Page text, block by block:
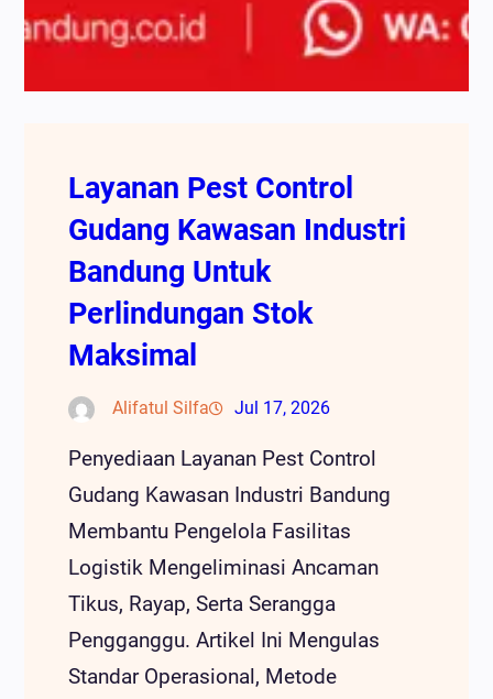
Layanan Pest Control
Gudang Kawasan Industri
Bandung Untuk
Perlindungan Stok
Maksimal
Alifatul Silfa Jul 17, 2026
Penyediaan Layanan Pest Control
Gudang Kawasan Industri Bandung
Membantu Pengelola Fasilitas
Logistik Mengeliminasi Ancaman
Tikus, Rayap, Serta Serangga
Pengganggu. Artikel Ini Mengulas
Standar Operasional, Metode